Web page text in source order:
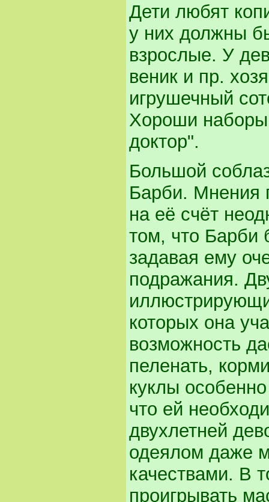
Дети любят
у них должны
взрослые. У
веник и пр.
игрушечный
Хороши
доктор".
Большой
Барби. Мнения
на её счёт
том, что Барби
задавая ему
подражания.
которых она
возможность
пеленать,
куклы
что ей
двухлетней
одеялом даже
качествами. В
проигрывать